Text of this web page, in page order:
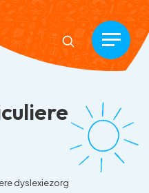
dyslexiezorg